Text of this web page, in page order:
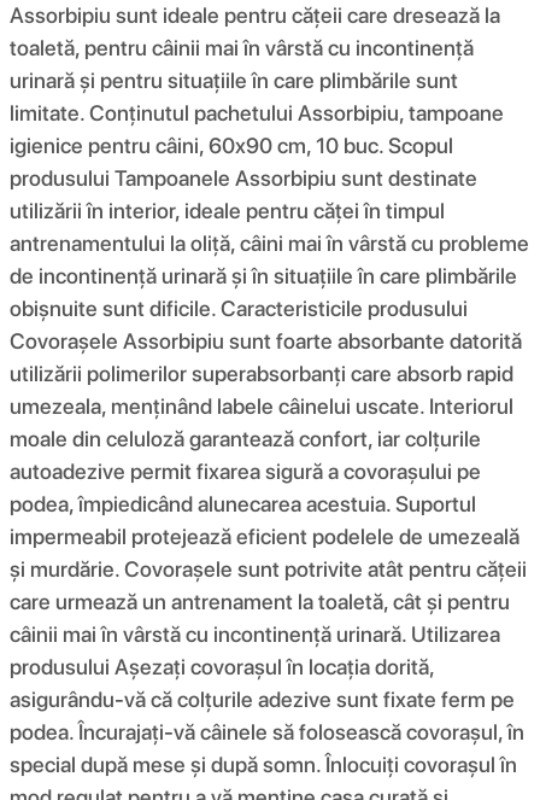
Assorbipiu sunt ideale pentru cățeii care dresează la
toaletă, pentru câinii mai în vârstă cu incontinență
urinară și pentru situațiile în care plimbările sunt
limitate. Conținutul pachetului Assorbipiu, tampoane
igienice pentru câini, 60x90 cm, 10 buc. Scopul
produsului Tampoanele Assorbipiu sunt destinate
utilizării în interior, ideale pentru căței în timpul
antrenamentului la oliță, câini mai în vârstă cu probleme
de incontinență urinară și în situațiile în care plimbările
obișnuite sunt dificile. Caracteristicile produsului
Covorașele Assorbipiu sunt foarte absorbante datorită
utilizării polimerilor superabsorbanți care absorb rapid
umezeala, menținând labele câinelui uscate. Interiorul
moale din celuloză garantează confort, iar colțurile
autoadezive permit fixarea sigură a covorașului pe
podea, împiedicând alunecarea acestuia. Suportul
impermeabil protejează eficient podelele de umezeală
și murdărie. Covorașele sunt potrivite atât pentru cățeii
care urmează un antrenament la toaletă, cât și pentru
câinii mai în vârstă cu incontinență urinară. Utilizarea
produsului Așezați covorașul în locația dorită,
asigurându-vă că colțurile adezive sunt fixate ferm pe
podea. Încurajați-vă câinele să folosească covorașul, în
special după mese și după somn. Înlocuiți covorașul în